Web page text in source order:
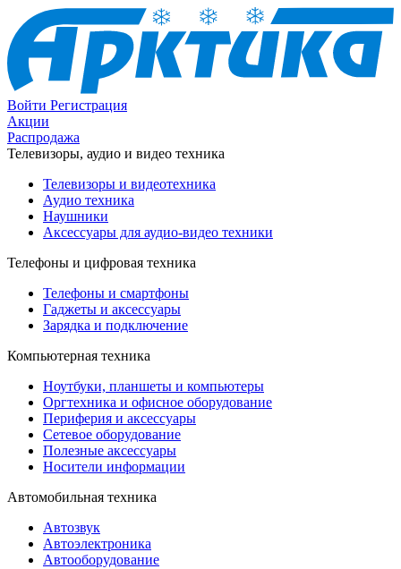
Войти Регистрация
Акции
Распродажа
Телевизоры, аудио и видео техника
Телевизоры и видеотехника
Аудио техника
Наушники
Аксессуары для аудио-видео техники
Телефоны и цифровая техника
Телефоны и смартфоны
Гаджеты и аксессуары
Зарядка и подключение
Компьютерная техника
Ноутбуки, планшеты и компьютеры
Оргтехника и офисное оборудование
Периферия и аксессуары
Cетевое оборудование
Полезные аксессуары
Носители информации
Автомобильная техника
Автозвук
Автоэлектроника
Автооборудование